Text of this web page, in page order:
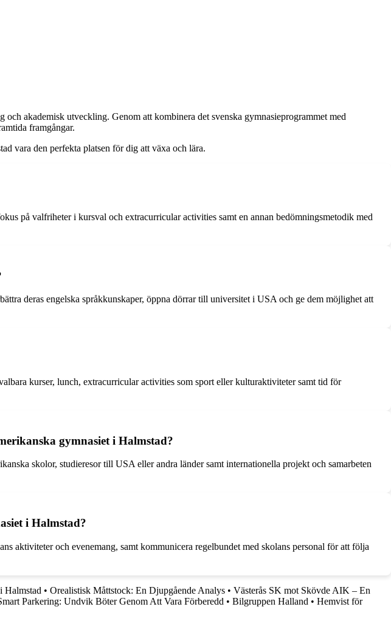
akademisk utveckling. Genom att kombinera det svenska gymnasieprogrammet med
framgångar.
vara den perfekta platsen för dig att växa och lära.
på valfriheter i kursval och extracurricular activities samt en annan bedömningsmetodik med
deras engelska språkkunskaper, öppna dörrar till universitet i USA och ge dem möjlighet att
kurser, lunch, extracurricular activities som sport eller kulturaktiviteter samt tid för
gymnasiet i Halmstad?
skolor, studieresor till USA eller andra länder samt internationella projekt och samarbeten
i Halmstad?
aktiviteter och evenemang, samt kommunicera regelbundet med skolans personal för att följa
Halmstad • Orealistisk Måttstock: En Djupgående Analys • Västerås SK mot Skövde AIK – En
Parkering: Undvik Böter Genom Att Vara Förberedd • Bilgruppen Halland • Hemvist för